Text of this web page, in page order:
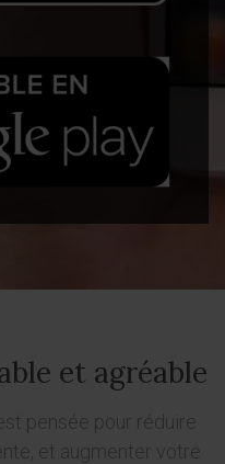
et agréable
pensée pour réduire
et augmenter votre